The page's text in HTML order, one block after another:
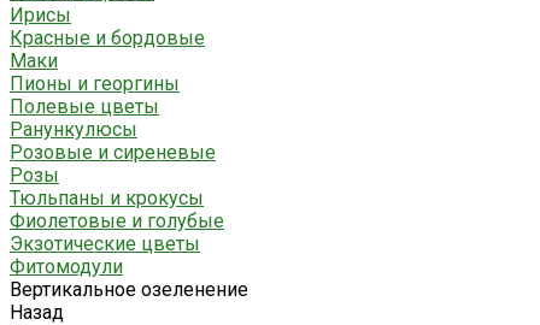
Ирисы
Красные и бордовые
Маки
Пионы и георгины
Полевые цветы
Ранункулюсы
Розовые и сиреневые
Розы
Тюльпаны и крокусы
Фиолетовые и голубые
Экзотические цветы
Фитомодули
Вертикальное озеленение
Назад